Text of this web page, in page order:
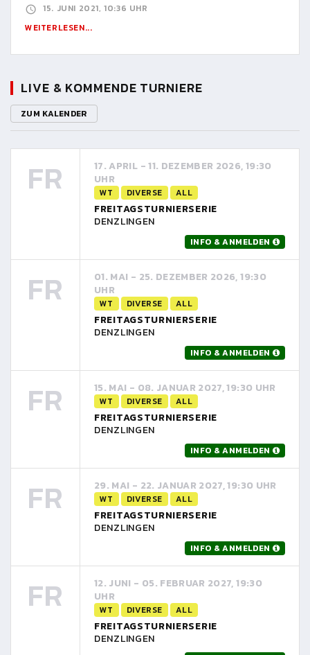
15. JUNI 2021, 10:36 UHR
WEITERLESEN...
LIVE & KOMMENDE TURNIERE
ZUM KALENDER
FR
17. APRIL - 11. DEZEMBER 2026, 19:30
UHR
WT DIVERSE ALL
FREITAGSTURNIERSERIE
DENZLINGEN
INFO & ANMELDEN
FR
01. MAI - 25. DEZEMBER 2026, 19:30
UHR
WT DIVERSE ALL
FREITAGSTURNIERSERIE
DENZLINGEN
INFO & ANMELDEN
FR 15. MAI - 08. JANUAR 2027, 19:30 UHR
WT DIVERSE ALL
FREITAGSTURNIERSERIE
DENZLINGEN
INFO & ANMELDEN
FR 29. MAI - 22. JANUAR 2027, 19:30 UHR
WT DIVERSE ALL
FREITAGSTURNIERSERIE
DENZLINGEN
INFO & ANMELDEN
FR
12. JUNI - 05. FEBRUAR 2027, 19:30
UHR
WT DIVERSE ALL
FREITAGSTURNIERSERIE
DENZLINGEN